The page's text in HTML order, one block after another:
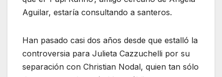
Aguilar, estaría consultando a santeros.
Han pasado casi dos años desde que estalló la
controversia para Julieta Cazzuchelli por su
separación con Christian Nodal, quien tan sólo